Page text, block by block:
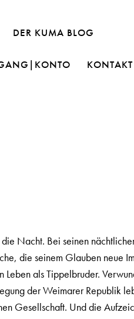
DER KUMA BLOG
KONTAKT
Nacht. Bei seinen
die seinem Glauben neue
als Tippelbruder.
der Weimarer Republik
Gesellschaft. Und die